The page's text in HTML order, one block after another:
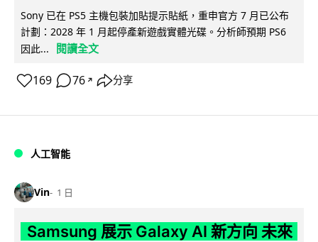
Sony 已在 PS5 主機包裝加貼提示貼紙，重申官方 7 月已公布
計劃：2028 年 1 月起停產新遊戲實體光碟。分析師預期 PS6
因此...
閱讀全文
169 76 ↗ 分享
人工智能
Vin 1 日
Samsung 展示 Galaxy AI 新方向 未來